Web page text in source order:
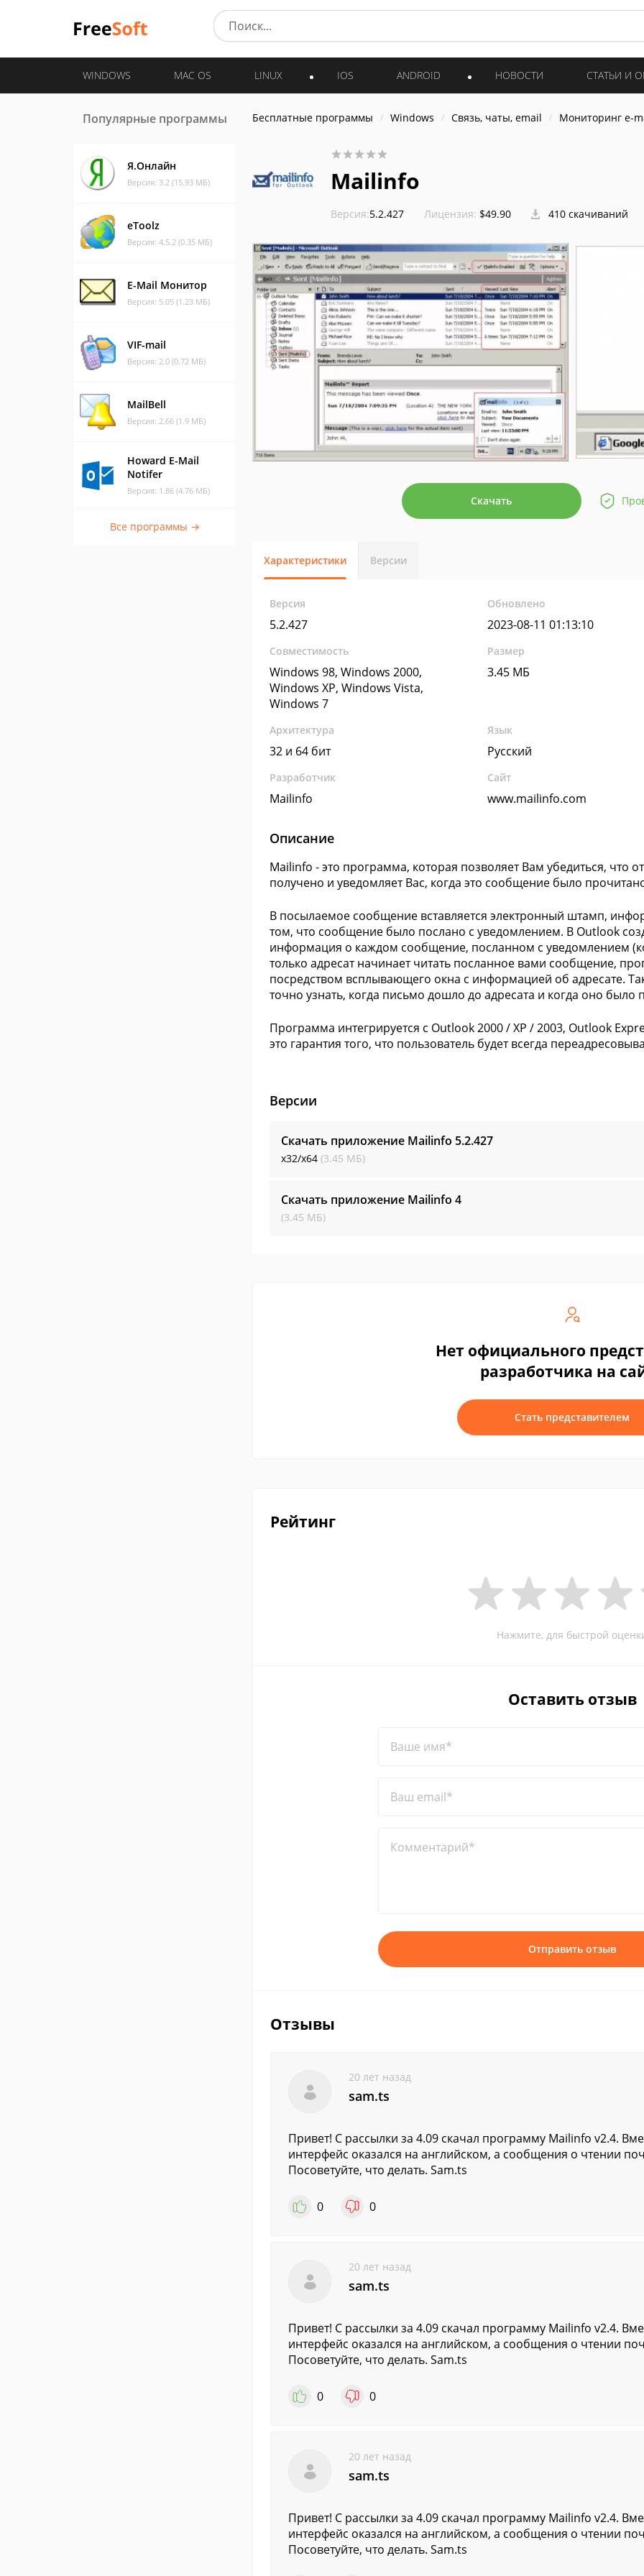
WINDOWS MAC OS LINUX IOS ANDROID НОВОСТИ СТАТЬИ И
Популярные программы
Я.Онлайн
Версия: 3.2 (15.93 МБ)
eToolz
Версия: 4.5.2 (0.35 МБ)
E-Mail Монитор
Версия: 5.05 (1.23 МБ)
VIF-mail
Версия: 2.0 (0.72 МБ)
MailBell
Версия: 2.66 (1.9 МБ)
Howard E-Mail
Notifer
Версия: 1.86 (4.76 МБ)
Все программы →
Бесплатные программы Windows Связь, чаты, email Мониторинг e-
Mailinfo
Версия:5.2.427 Лицензия: $49.90 410 скачиваний
Скачать
Характеристики Версии
Версия
5.2.427
Обновлено
2023-08-11 01:13:10
Совместимость
Windows 98, Windows 2000,
Windows XP, Windows Vista,
Windows 7
Размер
3.45 МБ
Архитектура
32 и 64 бит
Язык
Русский
Разработчик
Mailinfo
Сайт
www.mailinfo.com
Описание
Mailinfo - это программа, которая позволяет Вам убедиться, что
получено и уведомляет Вас, когда это сообщение было
В посылаемое сообщение вставляется электронный штамп,
том, что сообщение было послано с уведомлением. В Outlook
информация о каждом сообщение, посланном с уведомлением
только адресат начинает читать посланное вами сообщение,
посредством всплывающего окна с информацией об адресате.
точно узнать, когда письмо дошло до адресата и когда оно было
Программа интегрируется с Outlook 2000 / XP / 2003, Outlook
это гарантия того, что пользователь будет всегда
Версии
Скачать приложение Mailinfo 5.2.427
x32/x64 (3.45 МБ)
Скачать приложение Mailinfo 4
(3.45 МБ)
Нет официального
разработчика на
Стать представителем
Рейтинг
Нажмите, для быстрой
Оставить отзыв
Ваше имя*
Ваш email*
Комментарий*
Отправить отзыв
Отзывы
20 лет назад
sam.ts
Привет! С рассылки за 4.09 скачал программу Mailinfo v2.4.
интерфейс оказался на английском, а сообщения о чтении
Посоветуйте, что делать. Sam.ts
0 0
20 лет назад
sam.ts
Привет! С рассылки за 4.09 скачал программу Mailinfo v2.4.
интерфейс оказался на английском, а сообщения о чтении
Посоветуйте, что делать. Sam.ts
0 0
20 лет назад
sam.ts
Привет! С рассылки за 4.09 скачал программу Mailinfo v2.4.
интерфейс оказался на английском, а сообщения о чтении
Посоветуйте, что делать. Sam.ts